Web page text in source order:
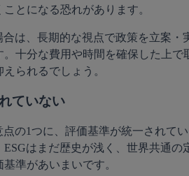
とになる恐れがあります。
合は、長期的な視点で政策を立案・
十分な費用や時間を確保した上で
られるでしょう。
ていない
の1つに、評価基準が統一されてい
はまだ歴史が浅く、世界共通の
準があいまいです。